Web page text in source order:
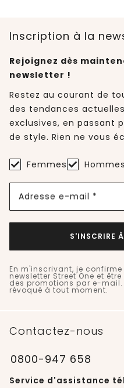
Inscription à la
Rejoignez dès
newsletter !
Restez au courant de
des tendances
exclusives, en passant
de style. Rien ne vous
Femmes Hommes
Adresse e-mail *
S'INSCRIRE
En m'inscrivant, je
newsletter Street One et
des promotions par e-
révoqué à tout moment.
Contactez-nous
0800-947 658
Service d'assistance